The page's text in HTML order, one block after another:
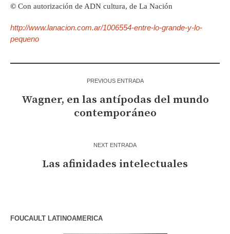
© Con autorización de ADN cultura, de La Nación
http://www.lanacion.com.ar/1006554-entre-lo-grande-y-lo-
pequeno
PREVIOUS ENTRADA
Wagner, en las antípodas del mundo
contemporáneo
NEXT ENTRADA
Las afinidades intelectuales
FOUCAULT LATINOAMERICA